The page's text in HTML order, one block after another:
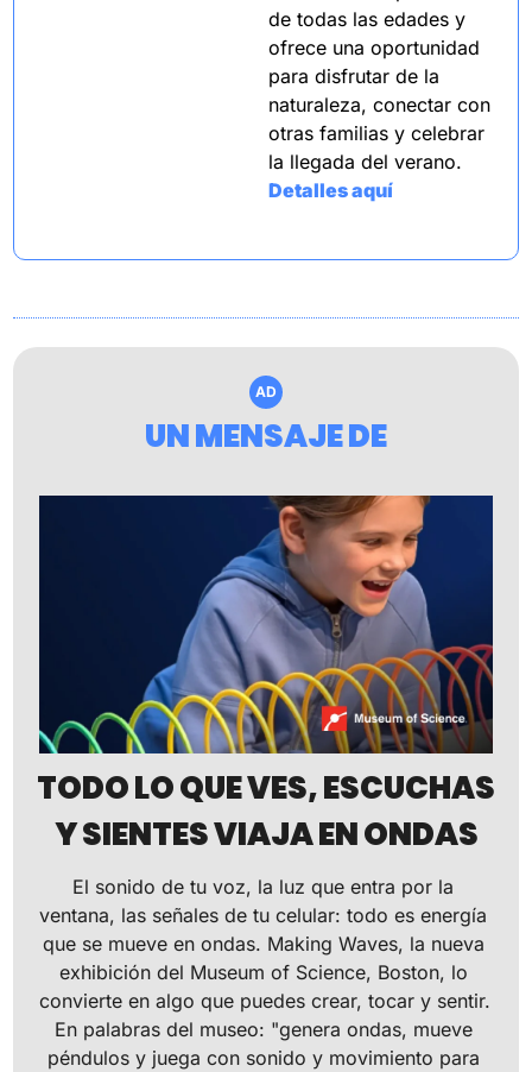
de todas las edades y
ofrece una oportunidad
para disfrutar de la
naturaleza, conectar con
otras familias y celebrar
la llegada del verano.
Detalles aquí
AD
UN MENSAJE DE
TODO LO QUE VES, ESCUCHAS
Y SIENTES VIAJA EN ONDAS
El sonido de tu voz, la luz que entra por la
ventana, las señales de tu celular: todo es energía
que se mueve en ondas. Making Waves, la nueva
exhibición del Museum of Science, Boston, lo
convierte en algo que puedes crear, tocar y sentir.
En palabras del museo: "genera ondas, mueve
péndulos y juega con sonido y movimiento para